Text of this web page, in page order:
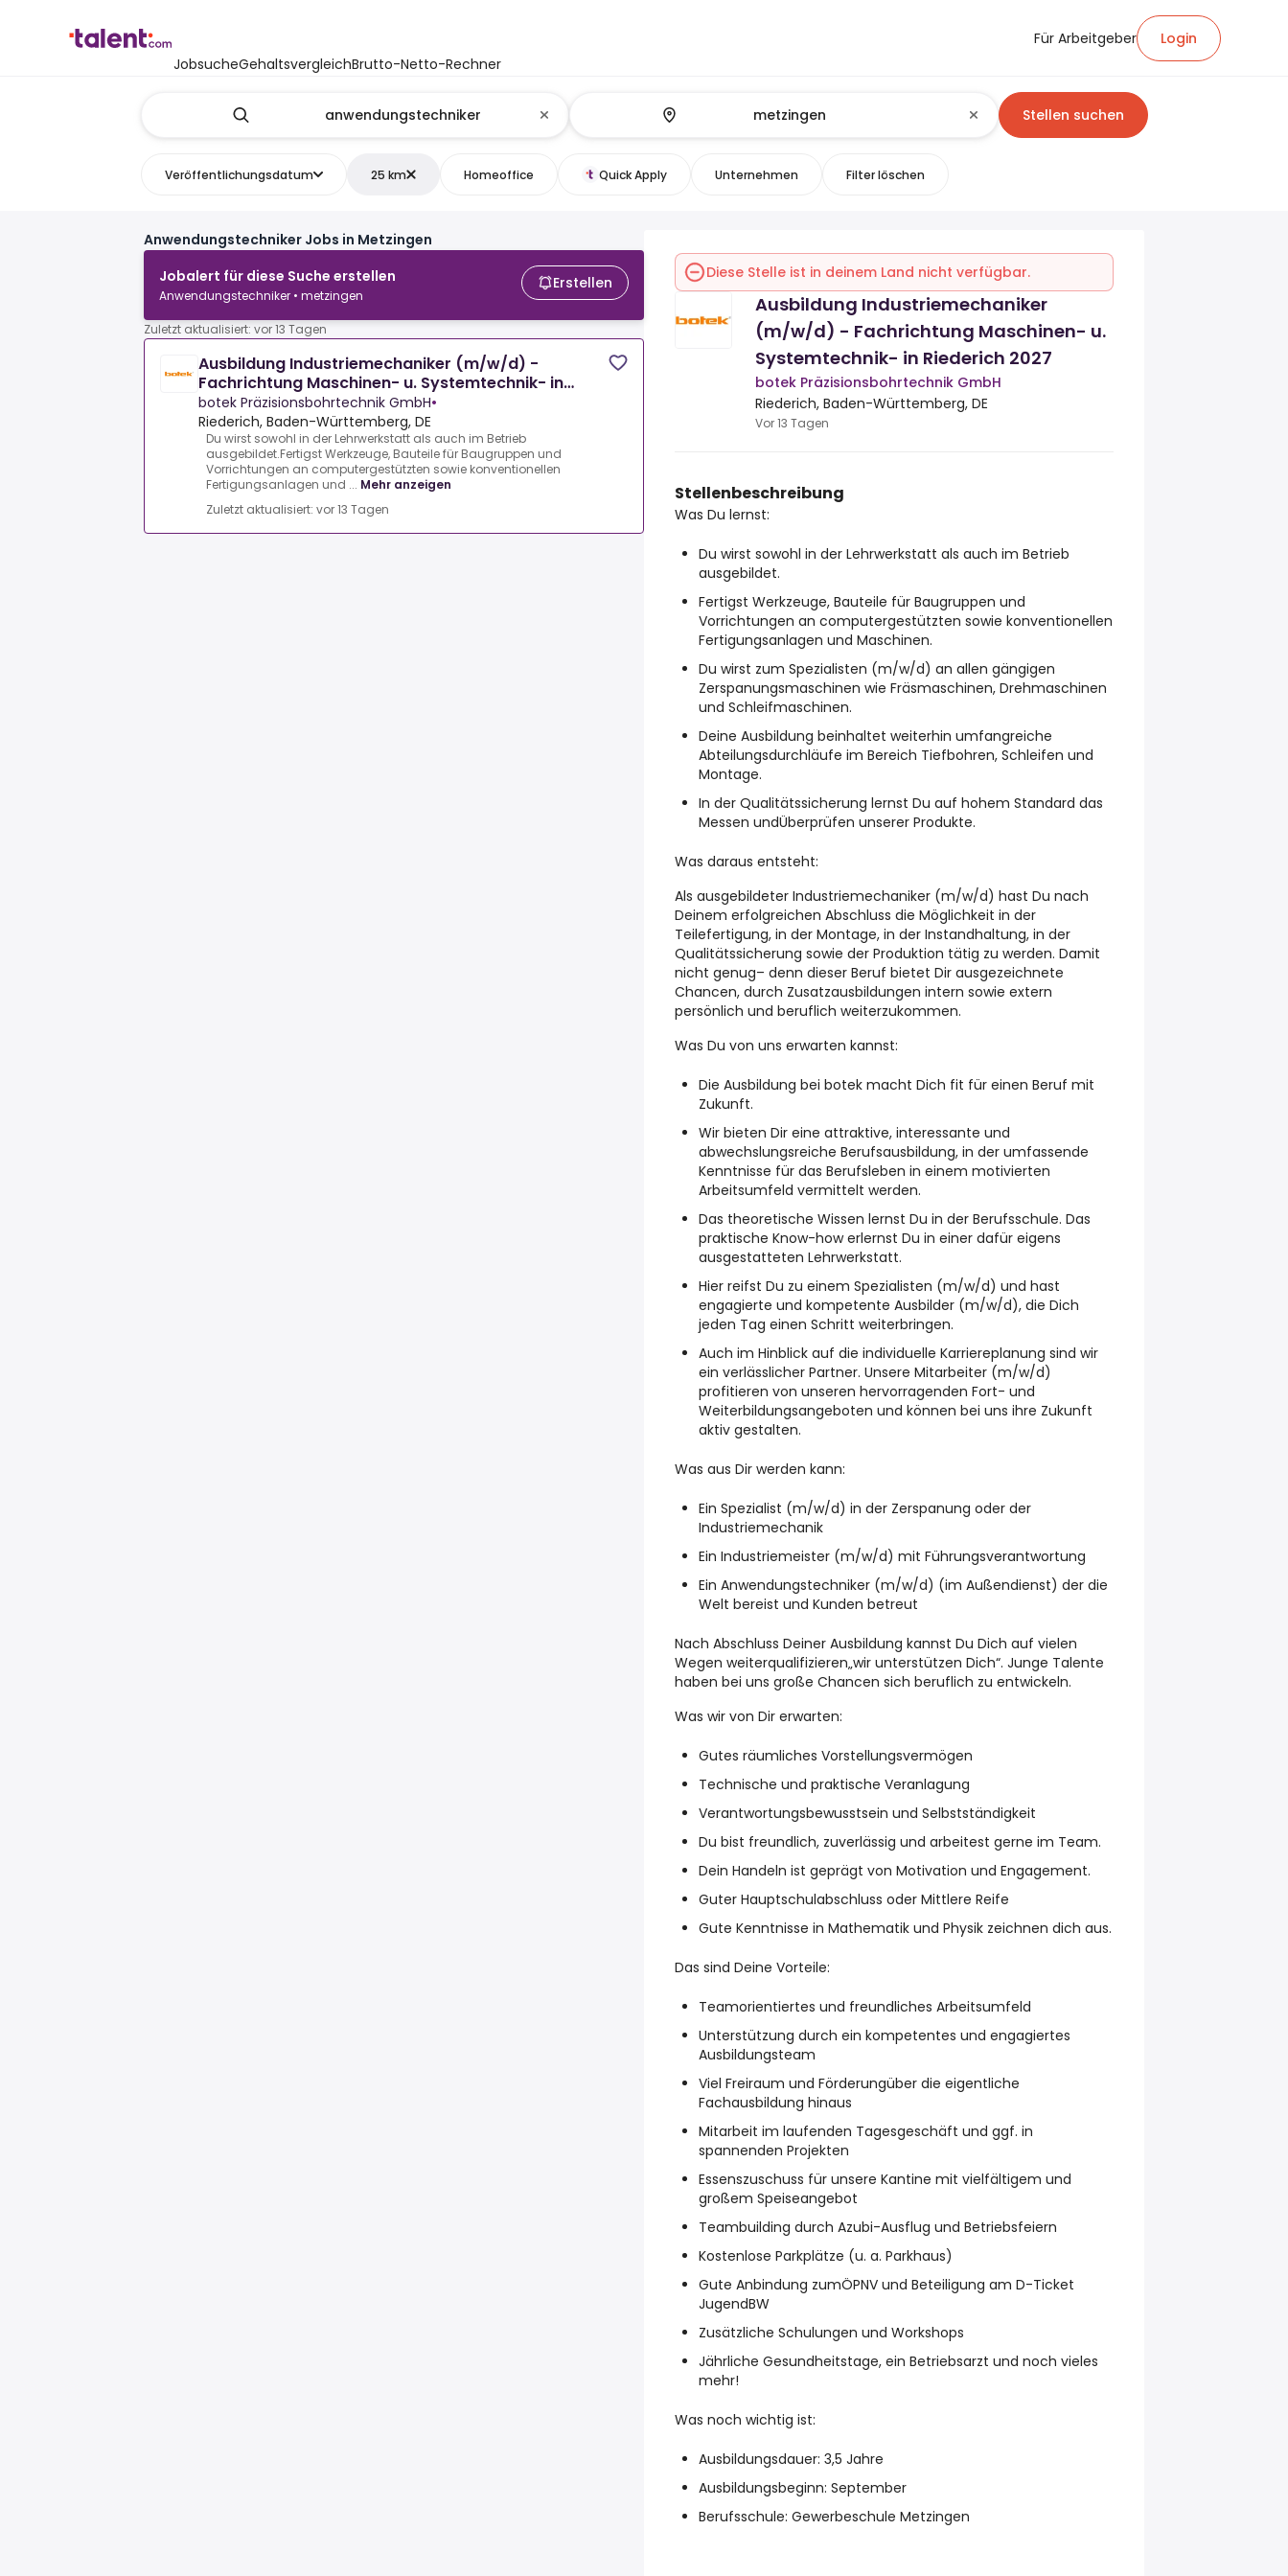
JobsucheGehaltsvergleichBrutto-Netto-Rechner
Für Arbeitgeber Login
Stellen suchen
Veröffentlichungsdatum 25 km Homeoffice Quick Apply Unternehmen Filter löschen
Anwendungstechniker Jobs in Metzingen
Jobalert für diese Suche erstellen
Anwendungstechniker • metzingen
Erstellen
Zuletzt aktualisiert: vor 13 Tagen
Ausbildung Industriemechaniker (m/w/d) -
Fachrichtung Maschinen- u. Systemtechnik- in
Riederich 2027
botek Präzisionsbohrtechnik GmbH•
Riederich, Baden-Württemberg, DE
Du wirst sowohl in der Lehrwerkstatt als auch im Betrieb
ausgebildet.Fertigst Werkzeuge, Bauteile für Baugruppen und
Vorrichtungen an computergestützten sowie konventionellen
Fertigungsanlagen und ... Mehr anzeigen
Zuletzt aktualisiert: vor 13 Tagen
Diese Stelle ist in deinem Land nicht verfügbar.
Ausbildung Industriemechaniker
(m/w/d) - Fachrichtung Maschinen- u.
Systemtechnik- in Riederich 2027
botek Präzisionsbohrtechnik GmbH
Riederich, Baden-Württemberg, DE
Vor 13 Tagen
Stellenbeschreibung
Was Du lernst:
Du wirst sowohl in der Lehrwerkstatt als auch im Betrieb
ausgebildet.
Fertigst Werkzeuge, Bauteile für Baugruppen und
Vorrichtungen an computergestützten sowie konventionellen
Fertigungsanlagen und Maschinen.
Du wirst zum Spezialisten (m/w/d) an allen gängigen
Zerspanungsmaschinen wie Fräsmaschinen, Drehmaschinen
und Schleifmaschinen.
Deine Ausbildung beinhaltet weiterhin umfangreiche
Abteilungsdurchläufe im Bereich Tiefbohren, Schleifen und
Montage.
In der Qualitätssicherung lernst Du auf hohem Standard das
Messen undÜberprüfen unserer Produkte.
Was daraus entsteht:
Als ausgebildeter Industriemechaniker (m/w/d) hast Du nach
Deinem erfolgreichen Abschluss die Möglichkeit in der
Teilefertigung, in der Montage, in der Instandhaltung, in der
Qualitätssicherung sowie der Produktion tätig zu werden. Damit
nicht genug– denn dieser Beruf bietet Dir ausgezeichnete
Chancen, durch Zusatzausbildungen intern sowie extern
persönlich und beruflich weiterzukommen.
Was Du von uns erwarten kannst:
Die Ausbildung bei botek macht Dich fit für einen Beruf mit
Zukunft.
Wir bieten Dir eine attraktive, interessante und
abwechslungsreiche Berufsausbildung, in der umfassende
Kenntnisse für das Berufsleben in einem motivierten
Arbeitsumfeld vermittelt werden.
Das theoretische Wissen lernst Du in der Berufsschule. Das
praktische Know-how erlernst Du in einer dafür eigens
ausgestatteten Lehrwerkstatt.
Hier reifst Du zu einem Spezialisten (m/w/d) und hast
engagierte und kompetente Ausbilder (m/w/d), die Dich
jeden Tag einen Schritt weiterbringen.
Auch im Hinblick auf die individuelle Karriereplanung sind wir
ein verlässlicher Partner. Unsere Mitarbeiter (m/w/d)
profitieren von unseren hervorragenden Fort- und
Weiterbildungsangeboten und können bei uns ihre Zukunft
aktiv gestalten.
Was aus Dir werden kann:
Ein Spezialist (m/w/d) in der Zerspanung oder der
Industriemechanik
Ein Industriemeister (m/w/d) mit Führungsverantwortung
Ein Anwendungstechniker (m/w/d) (im Außendienst) der die
Welt bereist und Kunden betreut
Nach Abschluss Deiner Ausbildung kannst Du Dich auf vielen
Wegen weiterqualifizieren„wir unterstützen Dich“. Junge Talente
haben bei uns große Chancen sich beruflich zu entwickeln.
Was wir von Dir erwarten:
Gutes räumliches Vorstellungsvermögen
Technische und praktische Veranlagung
Verantwortungsbewusstsein und Selbstständigkeit
Du bist freundlich, zuverlässig und arbeitest gerne im Team.
Dein Handeln ist geprägt von Motivation und Engagement.
Guter Hauptschulabschluss oder Mittlere Reife
Gute Kenntnisse in Mathematik und Physik zeichnen dich aus.
Das sind Deine Vorteile:
Teamorientiertes und freundliches Arbeitsumfeld
Unterstützung durch ein kompetentes und engagiertes
Ausbildungsteam
Viel Freiraum und Förderungüber die eigentliche
Fachausbildung hinaus
Mitarbeit im laufenden Tagesgeschäft und ggf. in
spannenden Projekten
Essenszuschuss für unsere Kantine mit vielfältigem und
großem Speiseangebot
Teambuilding durch Azubi-Ausflug und Betriebsfeiern
Kostenlose Parkplätze (u. a. Parkhaus)
Gute Anbindung zumÖPNV und Beteiligung am D-Ticket
JugendBW
Zusätzliche Schulungen und Workshops
Jährliche Gesundheitstage, ein Betriebsarzt und noch vieles
mehr!
Was noch wichtig ist:
Ausbildungsdauer: 3,5 Jahre
Ausbildungsbeginn: September
Berufsschule: Gewerbeschule Metzingen